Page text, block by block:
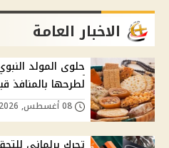
الاخبار العامة
لطرحها بالمنافذ قبل